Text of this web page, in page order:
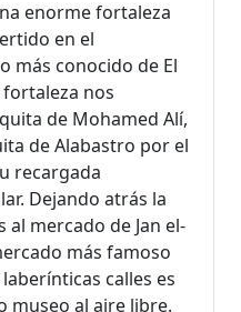
enorme fortaleza
en el
más conocido de El
nos
de Mohamed Alí,
de Alabastro por el
recargada
Dejando atrás la
mercado de Jan el-
más famoso
calles es
museo al aire libre.